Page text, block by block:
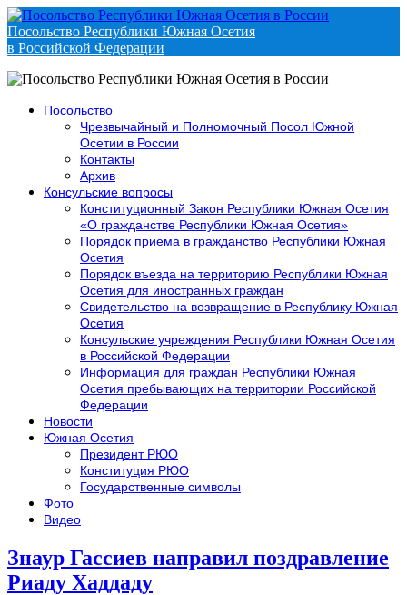
Посольство Республики Южная Осетия
в Российской Федерации
Посольство
Чрезвычайный и Полномочный Посол Южной
Осетии в России
Контакты
Архив
Консульские вопросы
Конституционный Закон Республики Южная Осетия
«О гражданстве Республики Южная Осетия»
Порядок приема в гражданство Республики Южная
Осетия
Порядок въезда на территорию Республики Южная
Осетия для иностранных граждан
Свидетельство на возвращение в Республику Южная
Осетия
Консульские учреждения Республики Южная Осетия
в Российской Федерации
Информация для граждан Республики Южная
Осетия пребывающих на территории Российской
Федерации
Новости
Южная Осетия
Президент РЮО
Конституция РЮО
Государственные символы
Фото
Видео
Знаур Гассиев направил поздравление
Риаду Хаддаду